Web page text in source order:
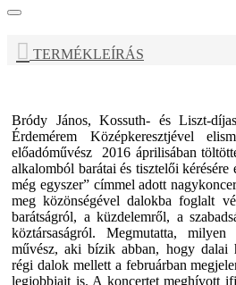
TERMÉKLEÍRÁS
Bródy János, Kossuth- és Liszt-
Érdemérem Középkeresztjével
előadóművész 2016 áprilisában
alkalomból barátai és tisztelői kérésére
még egyszer” címmel adott
meg közönségével dalokba foglalt
barátságról, a küzdelemről, a
köztársaságról. Megmutatta,
művész, aki bízik abban, hogy dalai
régi dalok mellett a februárban
legjobbjait is. A koncertet meghívott